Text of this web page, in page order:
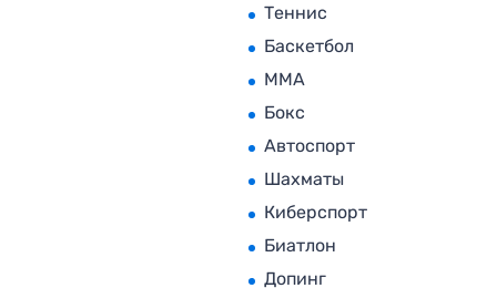
Теннис
Баскетбол
MMA
Бокс
Автоспорт
Шахматы
Киберспорт
Биатлон
Допинг